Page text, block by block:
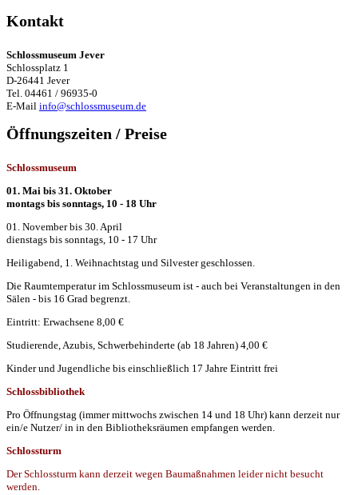
Kontakt
Schlossmuseum Jever
Schlossplatz 1
D-26441 Jever
Tel. 04461 / 96935-0
E-Mail info@schlossmuseum.de
Öffnungszeiten / Preise
Schlossmuseum
01. Mai bis 31. Oktober
montags bis sonntags, 10 - 18 Uhr
01. November bis 30. April
dienstags bis sonntags, 10 - 17 Uhr
Heiligabend, 1. Weihnachtstag und Silvester geschlossen.
Die Raumtemperatur im Schlossmuseum ist - auch bei Veranstaltungen in den
Sälen - bis 16 Grad begrenzt.
Eintritt: Erwachsene 8,00 €
Studierende, Azubis, Schwerbehinderte (ab 18 Jahren) 4,00 €
Kinder und Jugendliche bis einschließlich 17 Jahre Eintritt frei
Schlossbibliothek
Pro Öffnungstag (immer mittwochs zwischen 14 und 18 Uhr) kann derzeit nur
ein/e Nutzer/ in in den Bibliotheksräumen empfangen werden.
Schlossturm
Der Schlossturm kann derzeit wegen Baumaßnahmen leider nicht besucht
werden.